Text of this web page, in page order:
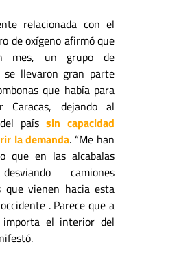
relacionada con el
de oxígeno afirmó que
mes, un grupo de
se llevaron gran parte
que había para
Caracas, dejando al
país sin capacidad
la demanda. “Me han
que en las alcabalas
camiones
que vienen hacia esta
. Parece que a
el interior del